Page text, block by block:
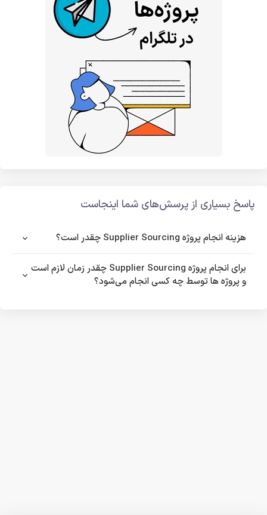
پاسخ بسیاری از پرسش‌های شما اینجاست
هزینه انجام پروژه Supplier Sourcing چقدر است؟
برای انجام پروژه Supplier Sourcing چقدر زمان لازم است
و پروژه ها توسط چه کسی انجام می‌شود؟